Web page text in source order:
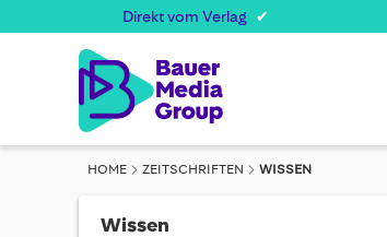
Direkt vom Verlag
HOME ZEITSCHRIFTEN WISSEN
Wissen